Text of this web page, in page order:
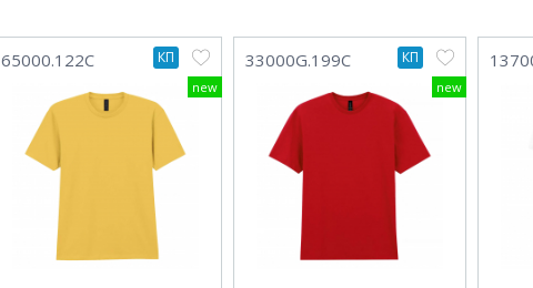
new
65000.122C КП
new
33000G.199C КП